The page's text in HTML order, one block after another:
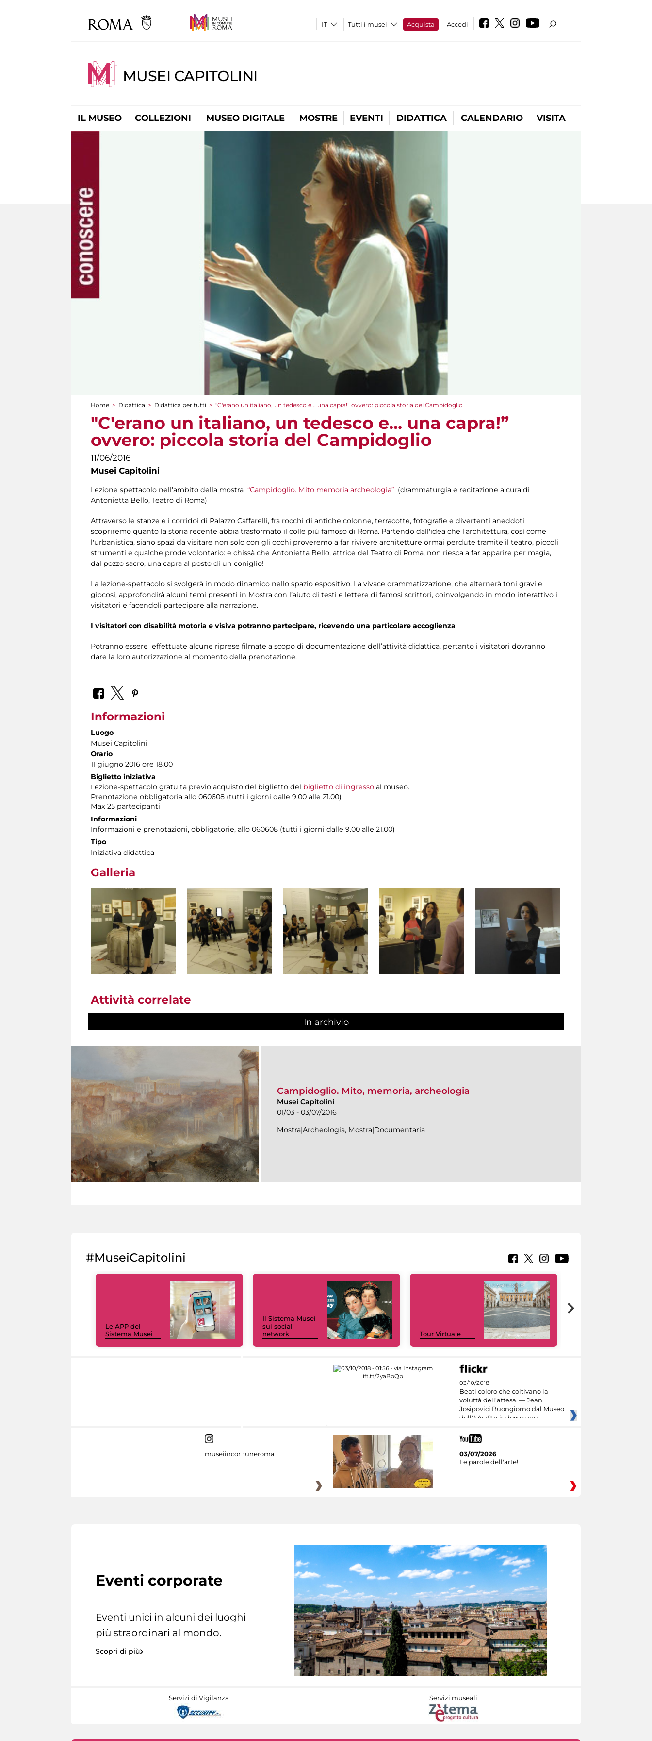
Tutti i musei Acquista Accedi
MUSEI CAPITOLINI
IL MUSEO COLLEZIONI MUSEO DIGITALE MOSTRE EVENTI DIDATTICA CALENDARIO VISITA
Tu sei qui
Home > Didattica > Didattica per tutti > "C'erano un italiano, un tedesco e... una capra!” ovvero: piccola storia del Campidoglio
"C'erano un italiano, un tedesco e... una capra!”
ovvero: piccola storia del Campidoglio
11/06/2016
Musei Capitolini
Lezione spettacolo nell'ambito della mostra “Campidoglio. Mito memoria archeologia” (drammaturgia e recitazione a cura di
Antonietta Bello, Teatro di Roma)
Attraverso le stanze e i corridoi di Palazzo Caffarelli, fra rocchi di antiche colonne, terracotte, fotografie e divertenti aneddoti
scopriremo quanto la storia recente abbia trasformato il colle più famoso di Roma. Partendo dall'idea che l'architettura, così come
l'urbanistica, siano spazi da visitare non solo con gli occhi proveremo a far rivivere architetture ormai perdute tramite il teatro, piccoli
strumenti e qualche prode volontario: e chissà che Antonietta Bello, attrice del Teatro di Roma, non riesca a far apparire per magia,
dal pozzo sacro, una capra al posto di un coniglio!
La lezione-spettacolo si svolgerà in modo dinamico nello spazio espositivo. La vivace drammatizzazione, che alternerà toni gravi e
giocosi, approfondirà alcuni temi presenti in Mostra con l’aiuto di testi e lettere di famosi scrittori, coinvolgendo in modo interattivo i
visitatori e facendoli partecipare alla narrazione.
I visitatori con disabilità motoria e visiva potranno partecipare, ricevendo una particolare accoglienza
Potranno essere effettuate alcune riprese filmate a scopo di documentazione dell’attività didattica, pertanto i visitatori dovranno
dare la loro autorizzazione al momento della prenotazione.
Informazioni
Luogo
Musei Capitolini
Orario
11 giugno 2016 ore 18.00
Biglietto iniziativa
Lezione-spettacolo gratuita previo acquisto del biglietto del biglietto di ingresso al museo.
Prenotazione obbligatoria allo 060608 (tutti i giorni dalle 9.00 alle 21.00)
Max 25 partecipanti
Informazioni
Informazioni e prenotazioni, obbligatorie, allo 060608 (tutti i giorni dalle 9.00 alle 21.00)
Tipo
Iniziativa didattica
Galleria
Attività correlate
In archivio
Campidoglio. Mito, memoria, archeologia
Musei Capitolini
01/03 - 03/07/2016
Mostra|Archeologia, Mostra|Documentaria
#MuseiCapitolini
Le APP del
Sistema Musei
Il Sistema Musei
sui social
network
Tour Virtuale
03/10/2018
Beati coloro che coltivano la
voluttà dell'attesa. — Jean
Josipovici Buongiorno dal Museo
dell'#AraPacis dove sono
museiincomuneroma
03/07/2026
Le parole dell'arte!
Eventi corporate
Eventi unici in alcuni dei luoghi
più straordinari al mondo.
Scopri di più
Servizi di Vigilanza Servizi museali